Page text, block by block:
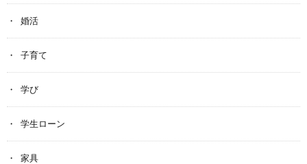
婚活
子育て
学び
学生ローン
家具